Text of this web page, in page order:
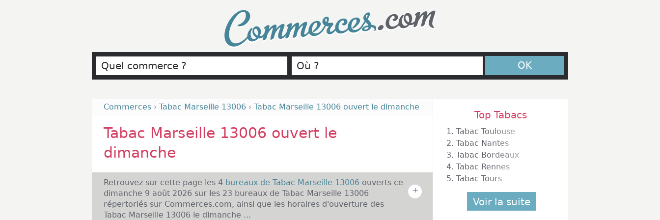
Commerces.com
OK
Commerces › Tabac Marseille 13006 › Tabac Marseille 13006 ouvert le dimanche
Tabac Marseille 13006 ouvert le
dimanche
Retrouvez sur cette page les 4 bureaux de Tabac Marseille 13006 ouverts ce
dimanche 9 août 2026 sur les 23 bureaux de Tabac Marseille 13006
répertoriés sur Commerces.com, ainsi que les horaires d'ouverture des
Tabac Marseille 13006 le dimanche ...
+
Top Tabacs
1. Tabac Toulouse
2. Tabac Nantes
3. Tabac Bordeaux
4. Tabac Rennes
5. Tabac Tours
Voir la suite